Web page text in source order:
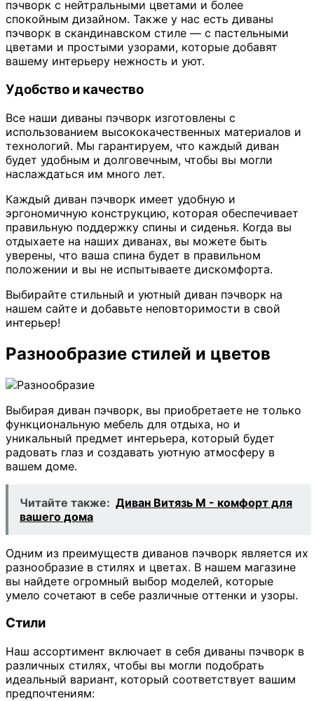
пэчворк с нейтральными цветами и более
спокойным дизайном. Также у нас есть диваны
пэчворк в скандинавском стиле — с пастельными
цветами и простыми узорами, которые добавят
вашему интерьеру нежность и уют.
Удобство и качество
Все наши диваны пэчворк изготовлены с
использованием высококачественных материалов и
технологий. Мы гарантируем, что каждый диван
будет удобным и долговечным, чтобы вы могли
наслаждаться им много лет.
Каждый диван пэчворк имеет удобную и
эргономичную конструкцию, которая обеспечивает
правильную поддержку спины и сиденья. Когда вы
отдыхаете на наших диванах, вы можете быть
уверены, что ваша спина будет в правильном
положении и вы не испытываете дискомфорта.
Выбирайте стильный и уютный диван пэчворк на
нашем сайте и добавьте неповторимости в свой
интерьер!
Разнообразие стилей и цветов
Выбирая диван пэчворк, вы приобретаете не только
функциональную мебель для отдыха, но и
уникальный предмет интерьера, который будет
радовать глаз и создавать уютную атмосферу в
вашем доме.
Читайте также: Диван Витязь М - комфорт для
вашего дома
Одним из преимуществ диванов пэчворк является их
разнообразие в стилях и цветах. В нашем магазине
вы найдете огромный выбор моделей, которые
умело сочетают в себе различные оттенки и узоры.
Стили
Наш ассортимент включает в себя диваны пэчворк в
различных стилях, чтобы вы могли подобрать
идеальный вариант, который соответствует вашим
предпочтениям: